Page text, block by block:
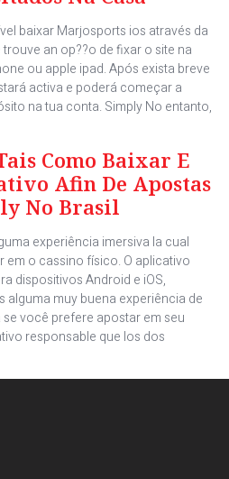
baixar Marjosports ios através da
an op??o de fixar o site na
ou apple ipad. Após exista breve
activa e poderá começar a
na tua conta. Simply No entanto,
Como Baixar E
Afin De Apostas
No Brasil
experiência imersiva la cual
em o cassino físico. O aplicativo
dispositivos Android e iOS,
muy buena experiência de
você prefere apostar em seu
responsable que los dos